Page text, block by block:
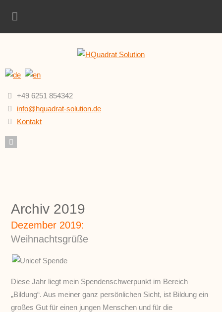
+49 6251 854342
info@hquadrat-solution.de
Kontakt
Archiv 2019
Dezember 2019:
Weihnachtsgrüße
Diese Jahr liegt mein Spendenschwerpunkt im Bereich
„Bildung“. Aus meiner ganz persönlichen Sicht, ist Bildung ein
großes Gut für einen jungen Menschen und für die